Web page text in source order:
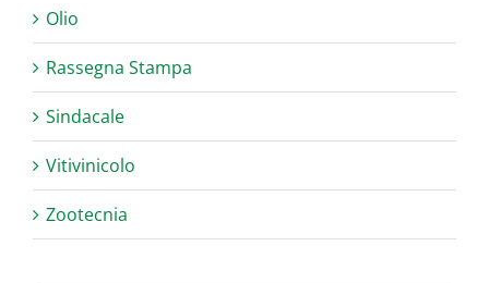
Olio
Rassegna Stampa
Sindacale
Vitivinicolo
Zootecnia